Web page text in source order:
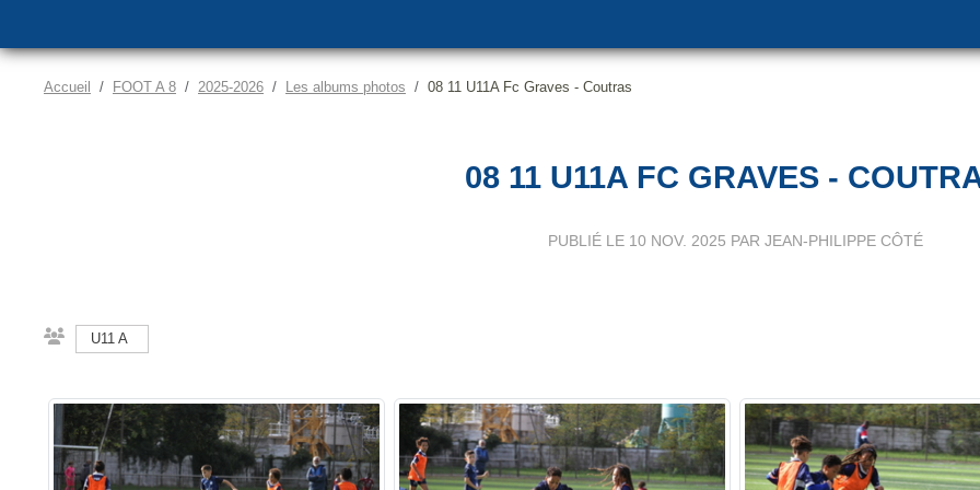
Accueil FOOT A 8 2025-2026 Les albums photos 08 11 U11A Fc Graves - Coutras
08 11 U11A FC GRAVES -
PUBLIÉ LE 10 NOV. 2025 PAR JEAN-PHILIPPE CÔTÉ
U11 A